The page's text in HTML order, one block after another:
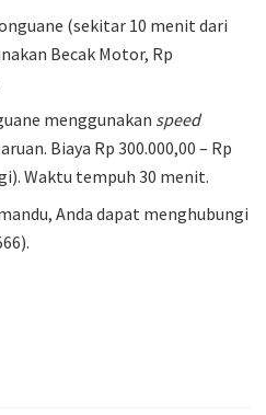
(sekitar 10 menit dari
Becak Motor, Rp
menggunakan speed
Biaya Rp 300.000,00 – Rp
Waktu tempuh 30 menit.
Anda dapat menghubungi